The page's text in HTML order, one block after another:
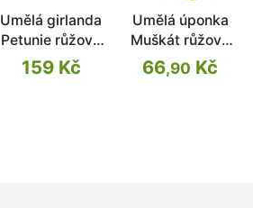
Umělá girlanda
Petunie růžová
180 cm
159 Kč
Umělá úponka
Muškát růžový
60 cm
66,90 Kč